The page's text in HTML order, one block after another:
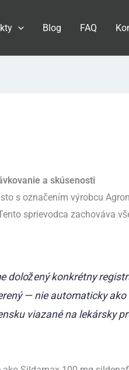
Blog FAQ
a skúsenosti
s označením výrobcu
sprievodca zachováva
doložený konkrétny
— nie automaticky
viazané na lekársky